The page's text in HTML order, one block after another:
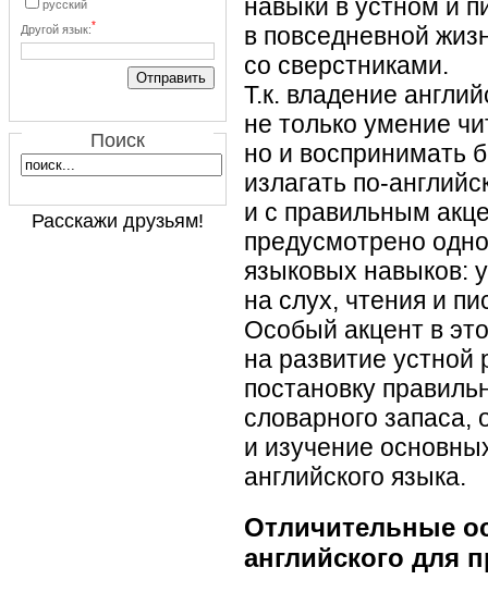
русский
Другой язык:*
Поиск
Расскажи друзьям!
навыки в устном и
в повседневной
со сверстниками.
Т.к. владение
не только умение
но и воспринимать
излагать по-
и с правильным
предусмотрено
языковых навыков:
на слух, чтения и
Особый акцент в
на развитие
постановку
словарного запаса,
и изучение
английского языка.
Отличительные
английского для